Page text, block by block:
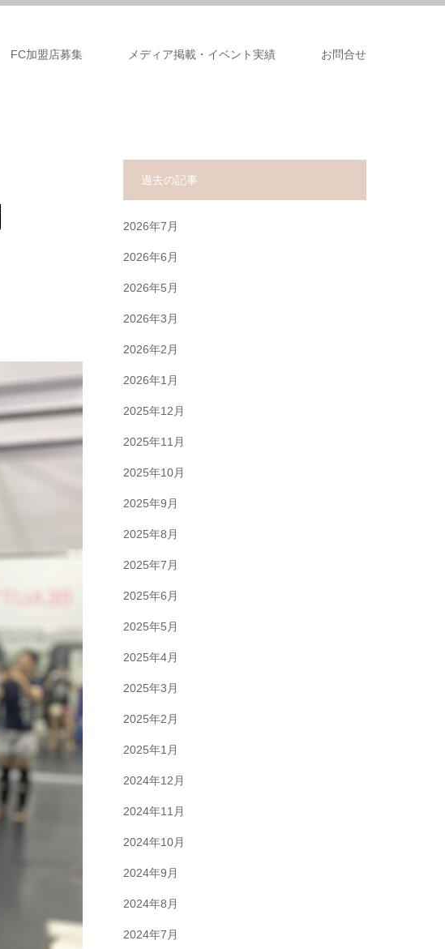
FC加盟店募集 メディア掲載・イベント実績 お問合せ
過去の記事
2026年7月
2026年6月
2026年5月
2026年3月
2026年2月
2026年1月
2025年12月
2025年11月
2025年10月
2025年9月
2025年8月
2025年7月
2025年6月
2025年5月
2025年4月
2025年3月
2025年2月
2025年1月
2024年12月
2024年11月
2024年10月
2024年9月
2024年8月
2024年7月